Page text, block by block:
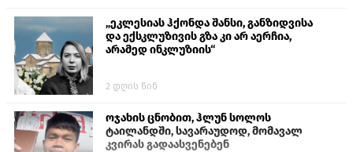
„ეკლესიას ჰქონდა შანსი, განზიდვისა
და ექსკლუზივის გზა კი არ აერჩია,
არამედ ინკლუზიის“
2 დღის წინ
ოჯახის ცნობით, ჰლუნ სოლოს
ტაილანდში, სავარაუდოდ, მომავალ
კვირას გადაასვენებენ